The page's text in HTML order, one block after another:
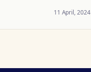
11 April, 2024